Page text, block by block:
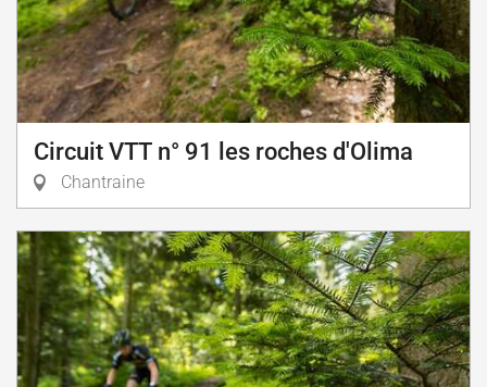
Circuit VTT n° 91 les roches d'Olima
Chantraine